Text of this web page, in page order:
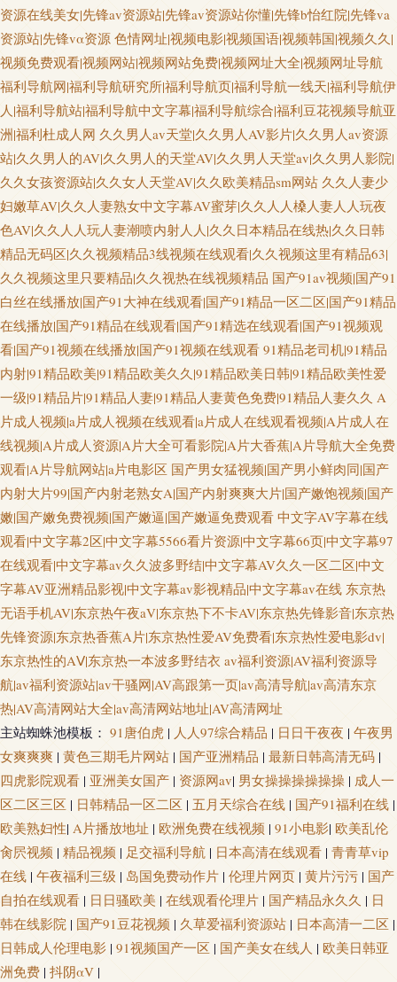
资源在线美女|先锋av资源站|先锋av资源站你懂|先锋b怡红院|先锋va
资源站|先锋vα资源 色情网址|视频电影|视频国语|视频韩国|视频久久|
视频免费观看|视频网站|视频网站免费|视频网址大全|视频网址导航
福利导航网|福利导航研究所|福利导航页|福利导航一线天|福利导航伊
人|福利导航站|福利导航中文字幕|福利导航综合|福利豆花视频导航亚
洲|福利杜成人网 久久男人av天堂|久久男人AV影片|久久男人av资源
站|久久男人的AV|久久男人的天堂AV|久久男人天堂av|久久男人影院|
久久女孩资源站|久久女人天堂AV|久久欧美精品sm网站 久久人妻少
妇嫩草AV|久久人妻熟女中文字幕AV蜜芽|久久人人槡人妻人人玩夜
色AV|久久人人玩人妻潮喷内射人人|久久日本精品在线热|久久日韩
精品无码区|久久视频精品3线视频在线观看|久久视频这里有精品63|
久久视频这里只要精品|久久视热在线视频精品 国产91av视频|国产91
白丝在线播放|国产91大神在线观看|国产91精品一区二区|国产91精品
在线播放|国产91精品在线观看|国产91精选在线观看|国产91视频观
看|国产91视频在线播放|国产91视频在线观看 91精品老司机|91精品
内射|91精品欧美|91精品欧美久久|91精品欧美日韩|91精品欧美性爱
一级|91精品片|91精品人妻|91精品人妻黄色免费|91精品人妻久久 A
片成人视频|a片成人视频在线观看|a片成人在线观看视频|A片成人在
线视频|A片成人资源|A片大全可看影院|A片大香蕉|A片导航大全免费
观看|A片导航网站|a片电影区 国产男女猛视频|国产男小鲜肉同|国产
内射大片99|国产内射老熟女A|国产内射爽爽大片|国产嫩饱视频|国产
嫩|国产嫩免费视频|国产嫩逼|国产嫩逼免费观看 中文字AV字幕在线
观看|中文字幕2区|中文字幕5566看片资源|中文字幕66页|中文字幕97
在线观看|中文字幕av久久波多野结|中文字幕AV久久一区二区|中文
字幕AV亚洲精品影视|中文字幕av影视精品|中文字幕av在线 东京热
无语手机AV|东京热午夜aV|东京热下不卡AV|东京热先锋影音|东京热
先锋资源|东京热香蕉A片|东京热性爱AV免费看|东京热性爱电影dv|
东京热性的AⅤ|东京热一本波多野结衣 av福利资源|AV福利资源导
航|av福利资源站|av干骚网|AV高跟第一页|av高清导航|av高清东京
热|AV高清网站大全|av高清网站地址|AV高清网址
主站蜘蛛池模板： 91唐伯虎 | 人人97综合精品 | 日日干夜夜 | 午夜男
女爽爽爽 | 黄色三期毛片网站 | 国产亚洲精品 | 最新日韩高清无码 |
四虎影院观看 | 亚洲美女国产 | 资源网av| 男女操操操操操操 | 成人一
区二区三区 | 日韩精品一区二区 | 五月天综合在线 | 国产91福利在线 |
欧美熟妇性| A片播放地址 | 欧洲免费在线视频 | 91小电影| 欧美乱伦
肏屄视频 | 精品视频 | 足交福利导航 | 日本高清在线观看 | 青青草vip
在线 | 午夜福利三级 | 岛国免费动作片 | 伦理片网页 | 黄片污污 | 国产
自拍在线观看 | 日日骚欧美 | 在线观看伦理片 | 国产精品永久久 | 日
韩在线影院 | 国产91豆花视频 | 久草爱福利资源站 | 日本高清一二区 |
日韩成人伦理电影 | 91视频国产一区 | 国产美女在线人 | 欧美日韩亚
洲免费 | 抖阴αV |